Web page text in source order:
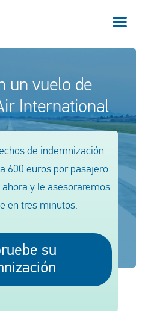
un vuelo de
International
de indemnización.
600 euros por pasajero.
y le asesoraremos
en tres minutos.
su